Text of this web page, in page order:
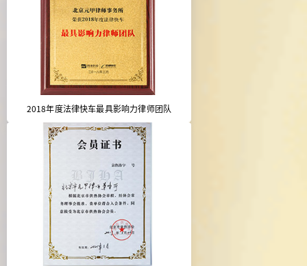
2018年度法律快车最具影响力律师团队